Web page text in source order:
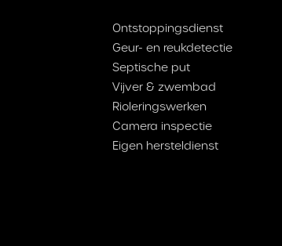
Ontstoppingsdienst
Geur- en reukdetectie
Septische put
Vijver & zwembad
Rioleringswerken
Camera inspectie
Eigen hersteldienst